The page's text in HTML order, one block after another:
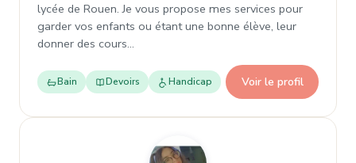
lycée de Rouen. Je vous propose mes services pour
garder vos enfants ou étant une bonne élève, leur
donner des cours…
Bain Devoirs Handicap Voir le profil